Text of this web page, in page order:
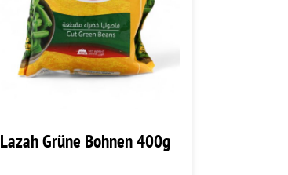
Lazah Grüne Bohnen 400g